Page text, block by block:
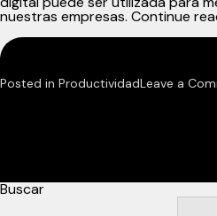
nuestras empresas. Continue
Posted in ProductividadLeave a
Buscar